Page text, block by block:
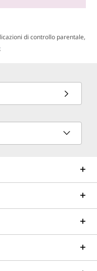
di controllo parentale,